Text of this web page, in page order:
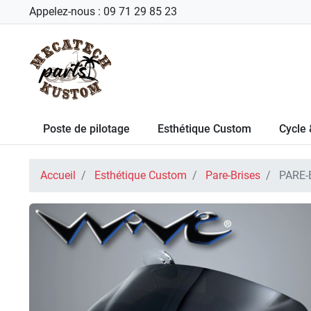
Appelez-nous : 09 71 29 85 23
Poste de pilotage Esthétique Custom Cycle
Accueil Esthétique Custom Pare-Brises